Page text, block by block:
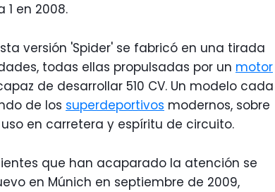
1 en 2008.
versión 'Spider' se fabricó en una tirada
todas ellas propulsadas por un motor
de desarrollar 510 CV. Un modelo cada
de los superdeportivos modernos, sobre
en carretera y espíritu de circuito.
que han acaparado la atención se
en Múnich en septiembre de 2009,